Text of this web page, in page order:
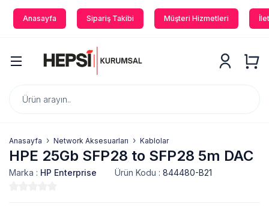
Anasayfa Sipariş Takibi Müşteri Hizmetleri
Anasayfa Network Aksesuarları Kablolar
HPE 25Gb SFP28 to SFP28 5m DAC
Marka : HP Enterprise Ürün Kodu : 844480-B21